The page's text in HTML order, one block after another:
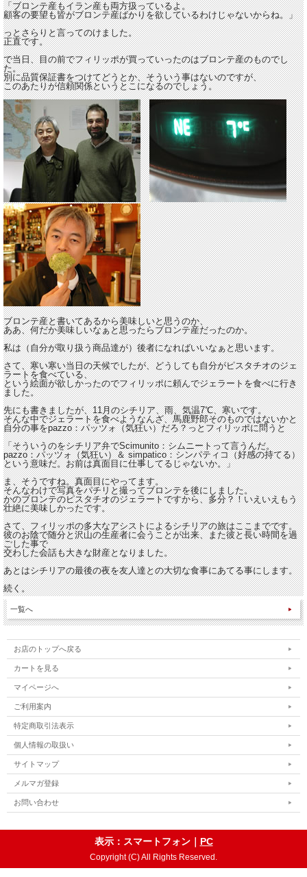
「ブロンテ産もイラン産も両方扱っているよ。
顧客の要望も皆がブロンテ産ばかりを欲しているわけじゃないからね。」
っとさらりと言ってのけました。
正直です。
で当日、目の前でフィリッポが買っていったのはブロンテ産のものでし
た。
別に品質保証書をつけてどうとか、そういう事はないのですが、
このあたりが信頼関係というとこになるのでしょう。
ブロンテ産と書いてあるから美味しいと思うのか、
ああ、何だか美味しいなぁと思ったらブロンテ産だったのか。
私は（自分が取り扱う商品達が）後者になればいいなぁと思います。
さて、寒い寒い当日の天候でしたが、どうしても自分がピスタチオのジェ
ラートを食べている、
という絵面が欲しかったのでフィリッポに頼んでジェラートを食べに行き
ました。
先にも書きましたが、11月のシチリア、雨、気温7℃、寒いです。
そんな中でジェラートを食べようなんざ、馬鹿野郎そのものではないかと
自分の事をpazzo：パッツォ（気狂い）だろ？っとフィリッポに問うと
「そういうのをシチリア弁でScimunito：シムニートって言うんだ。
pazzo：パッツォ（気狂い）＆ simpatico：シンパティコ（好感の持てる）
という意味だ。お前は真面目に仕事してるじゃないか。」
ま、そうですね。真面目にやってます。
そんなわけで写真をパチリと撮ってブロンテを後にしました。
かのブロンテのピスタチオのジェラートですから、多分？！いえいえもう
壮絶に美味しかったです。
さて、フィリッポの多大なアシストによるシチリアの旅はここまでです。
彼のお陰で随分と沢山の生産者に会うことが出来、また彼と長い時間を過
ごした事で
交わした会話も大きな財産となりました。
あとはシチリアの最後の夜を友人達との大切な食事にあてる事にします。
続く。
一覧へ
お店のトップへ戻る
カートを見る
マイページへ
ご利用案内
特定商取引法表示
個人情報の取扱い
サイトマップ
メルマガ登録
お問い合わせ
表示：スマートフォン｜ PC
Copyright (C) All Rights Reserved.